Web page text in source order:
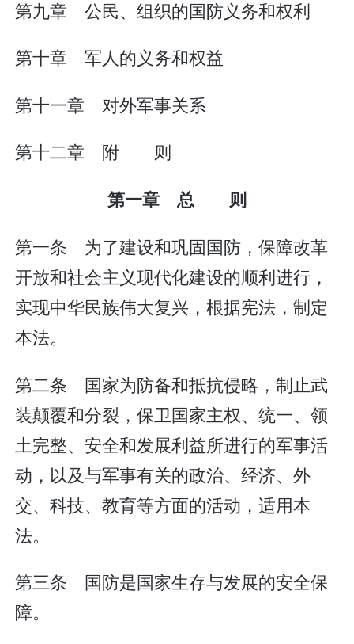
第九章 公民、组织的国防义务和权利
第十章 军人的义务和权益
第十一章 对外军事关系
第十二章 附 则
第一章 总 则
第一条 为了建设和巩固国防，保障改革
开放和社会主义现代化建设的顺利进行，
实现中华民族伟大复兴，根据宪法，制定
本法。
第二条 国家为防备和抵抗侵略，制止武
装颠覆和分裂，保卫国家主权、统一、领
土完整、安全和发展利益所进行的军事活
动，以及与军事有关的政治、经济、外
交、科技、教育等方面的活动，适用本
法。
第三条 国防是国家生存与发展的安全保
障。